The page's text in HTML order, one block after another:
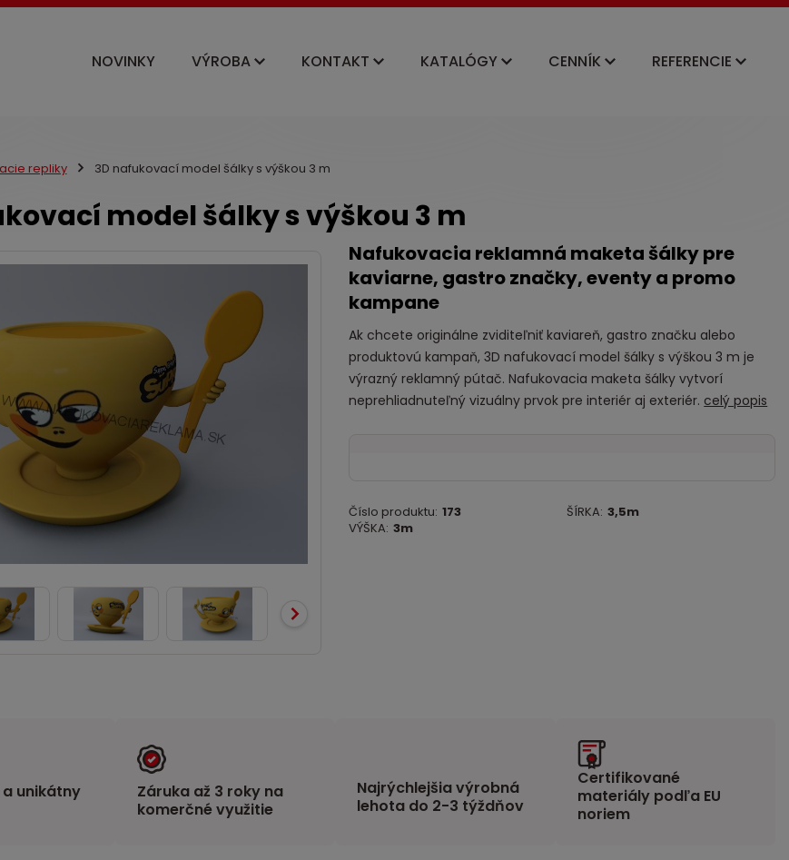
NOVINKY VÝROBA KONTAKT KATALÓGY CENNÍK REFERENCIE
repliky 3D nafukovací model šálky s výškou 3 m
model šálky s výškou 3 m
Nafukovacia reklamná maketa šálky pre
kaviarne, gastro značky, eventy a promo
kampane
Ak chcete originálne zviditeľniť kaviareň, gastro značku alebo
produktovú kampaň, 3D nafukovací model šálky s výškou 3 m je
výrazný reklamný pútač. Nafukovacia maketa šálky vytvorí
neprehliadnuteľný vizuálny prvok pre interiér aj exteriér. celý popis
Číslo produktu: 173 ŠÍRKA: 3,5m
VÝŠKA: 3m
unikátny
Záruka až 3 roky na
komerčné využitie
Najrýchlejšia výrobná
lehota do 2-3 týždňov
Certifikované
materiály podľa EU
noriem